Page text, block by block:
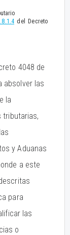
del Decreto
4048 de
absolver las
la
tributarias,
y Aduanas
a este
para
las
o